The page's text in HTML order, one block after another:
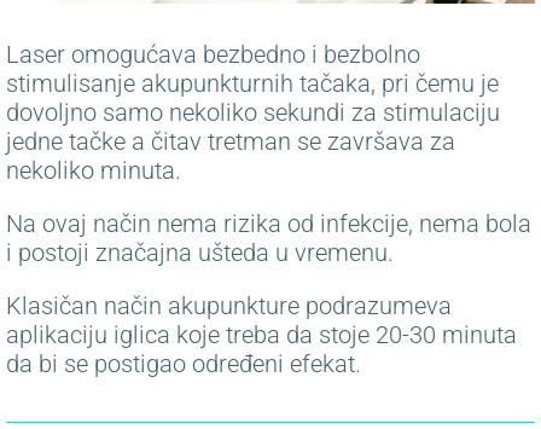
Laser omogućava bezbedno i bezbolno
stimulisanje akupunkturnih tačaka, pri čemu je
dovoljno samo nekoliko sekundi za stimulaciju
jedne tačke a čitav tretman se završava za
nekoliko minuta.
Na ovaj način nema rizika od infekcije, nema bola
i postoji značajna ušteda u vremenu.
Klasičan način akupunkture podrazumeva
aplikaciju iglica koje treba da stoje 20-30 minuta
da bi se postigao određeni efekat.